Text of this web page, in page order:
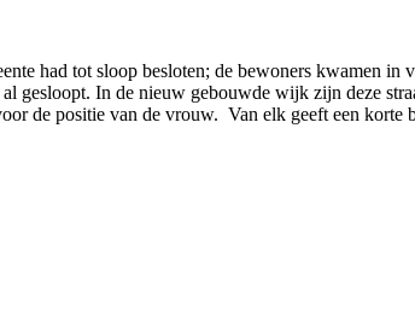
had tot sloop besloten; de bewoners kwamen
gesloopt. In de nieuw gebouwde wijk zijn deze
de positie van de vrouw. Van elk geeft een korte